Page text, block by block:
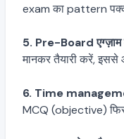
exam का pattern
5. Pre-Board
मानकर तैयारी करें, इससे
6. Time
MCQ (objective)